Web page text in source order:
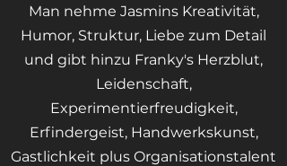
Man nehme Jasmins Kreativität,
Humor, Struktur, Liebe zum Detail
und gibt hinzu Franky's Herzblut,
Leidenschaft,
Experimentierfreudigkeit,
Erfindergeist, Handwerkskunst,
Gastlichkeit plus Organisationstalent